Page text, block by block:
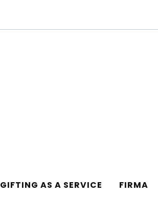
GIFTING AS A SERVICE FIRMA